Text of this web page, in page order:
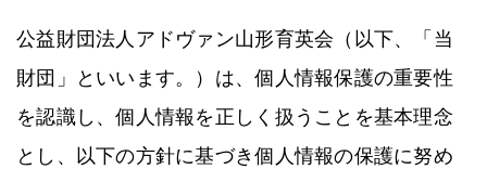
公益財団法人アドヴァン山形育英会（以下、「当
財団」といいます。）は、個人情報保護の重要性
を認識し、個人情報を正しく扱うことを基本理念
とし、以下の方針に基づき個人情報の保護に努め